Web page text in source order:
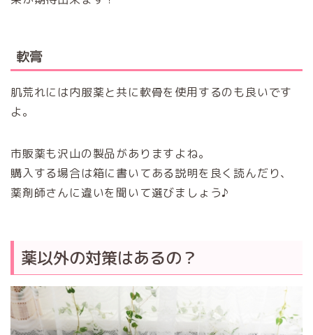
軟膏
肌荒れには内服薬と共に軟骨を使用するのも良いです
よ。
市販薬も沢山の製品がありますよね。
購入する場合は箱に書いてある説明を良く読んだり、
薬剤師さんに違いを聞いて選びましょう♪
薬以外の対策はあるの？